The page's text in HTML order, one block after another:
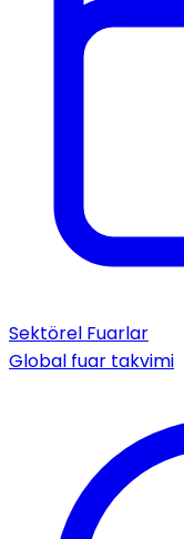
Sektörel Fuarlar
Global fuar takvimi